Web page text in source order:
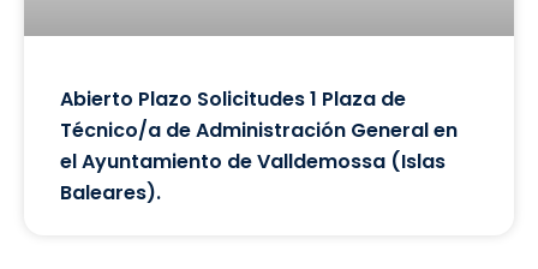
Abierto Plazo Solicitudes 1 Plaza de
Técnico/a de Administración General en
el Ayuntamiento de Valldemossa (Islas
Baleares).